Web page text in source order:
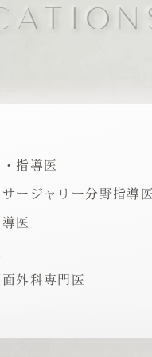
指導医
ージャリー分野指導
医
外科専門医